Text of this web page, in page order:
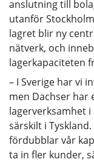
anslutning till
utanför
lagret blir ny
nätverk, och
lagerkapaciteten
– I Sverige har vi
men Dachser har
lagerverksamhet
särskilt i
fördubblar vår
ta in fler kunder,